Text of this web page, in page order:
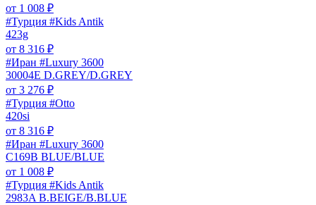
от 1 008 ₽
#Турция #Kids Antik
423g
от 8 316 ₽
#Иран #Luxury 3600
30004E D.GREY/D.GREY
от 3 276 ₽
#Турция #Otto
420si
от 8 316 ₽
#Иран #Luxury 3600
C169B BLUE/BLUE
от 1 008 ₽
#Турция #Kids Antik
2983A B.BEIGE/B.BLUE